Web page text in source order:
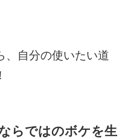
、自分の使いたい道
らではのボケを生